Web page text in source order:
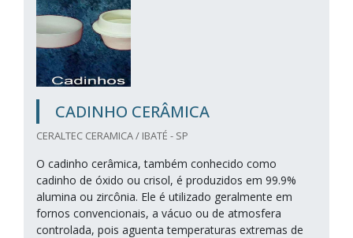
CADINHO CERÂMICA
CERALTEC CERAMICA / IBATÉ - SP
O cadinho cerâmica, também conhecido como
cadinho de óxido ou crisol, é produzidos em 99.9%
alumina ou zircônia. Ele é utilizado geralmente em
fornos convencionais, a vácuo ou de atmosfera
controlada, pois aguenta temperaturas extremas de